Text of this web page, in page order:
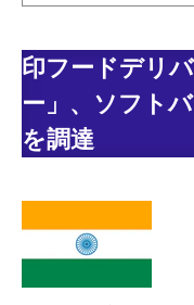
印フードデリ
ー」、ソフト
を調達